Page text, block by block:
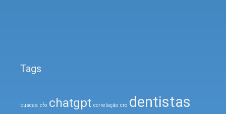
Tags
buscas cfo chatgpt correlação cro dentistas